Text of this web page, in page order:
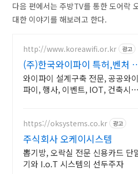
다음 편에서는 주방TV를 통한 도어락
대한 이야기를 해보려고 한다.
http://www.koreawifi.or.kr 광고
(주)한국와이파이 특허,벤처
른상담 가능
와이파이 설계구축 전문, 공공와이
파이, 행사, 이벤트, IOT, 건축시설
성있는 기업
https://oksystems.co.kr 광고
주식회사 오케이시스템
뽑기방, 오락실 전문 신용카드 단
기와 I.o.T 시스템의 선두주자